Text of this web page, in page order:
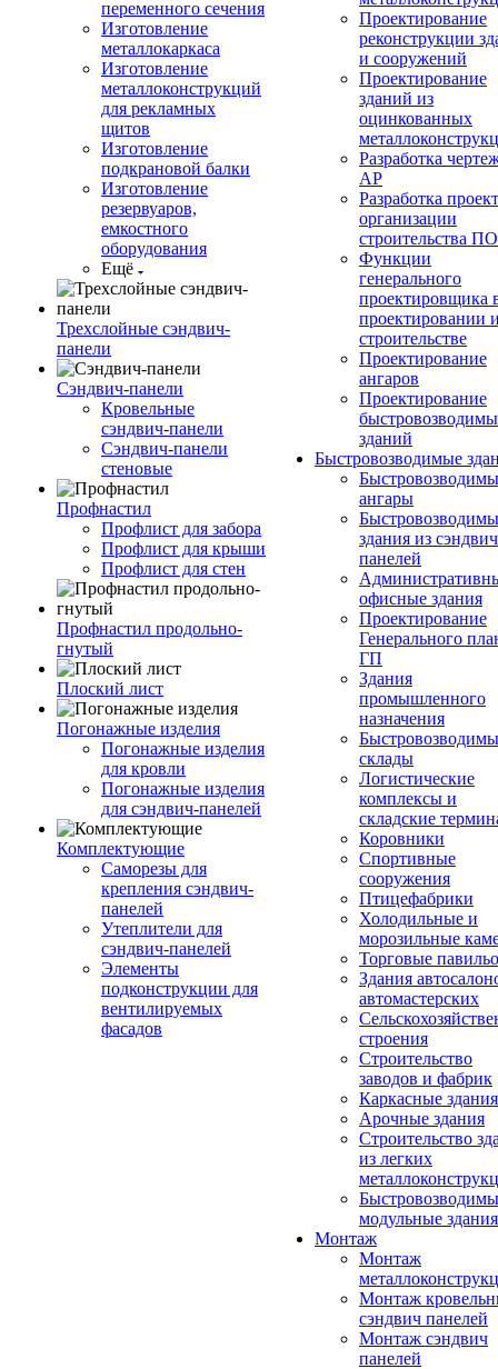
переменного сечения
Изготовление
металлокаркаса
Изготовление
металлоконструкций
для рекламных
щитов
Изготовление
подкрановой балки
Изготовление
резервуаров,
емкостного
оборудования
Ещё
Трехслойные сэндвич-
панели
Сэндвич-панели
Кровельные
сэндвич-панели
Сэндвич-панели
стеновые
Профнастил
Профлист для забора
Профлист для крыши
Профлист для стен
Профнастил продольно-
гнутый
Плоский лист
Погонажные изделия
Погонажные изделия
для кровли
Погонажные изделия
для сэндвич-панелей
Комплектующие
Саморезы для
крепления сэндвич-
панелей
Утеплители для
сэндвич-панелей
Элементы
подконструкции для
вентилируемых
фасадов
Проектирование
реконструкции
и сооружений
Проектирование
зданий из
оцинкованных
Разработка
АР
Разработка
организации
строительства
Функции
генерального
проектировщика
проектировании
строительстве
Проектирование
ангаров
Проектирование
зданий
Быстровозводимые
ангары
здания из сэндвич
панелей
офисные здания
Проектирование
Генерального
ГП
Здания
промышленного
назначения
склады
Логистические
комплексы и
складские
Коровники
Спортивные
сооружения
Птицефабрики
Холодильные и
морозильные
Торговые
Здания
автомастерских
строения
Строительство
заводов и фабрик
Каркасные здания
Арочные здания
Строительство
из легких
модульные здания
Монтаж
Монтаж
Монтаж
сэндвич панелей
Монтаж сэндвич
панелей